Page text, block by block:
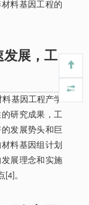
料基因工程的
发展，工
料基因工程产学
研究成果，工
发展势头和巨
料基因组计划
展理念和实施
。